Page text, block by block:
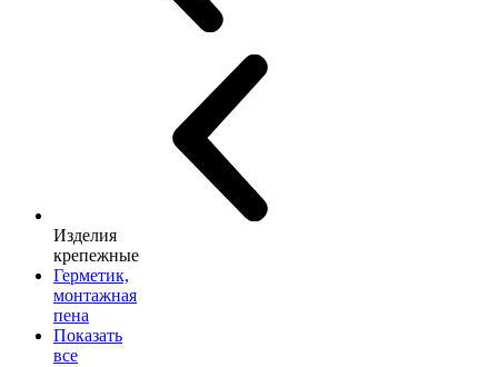
Изделия
крепежные
Герметик,
монтажная
пена
Показать
все